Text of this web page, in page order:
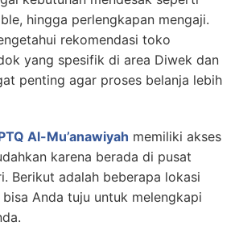
hingga perlengkapan mengaji.
rekomendasi toko
yang spesifik di area Diwek dan
penting agar proses belanja lebih
Al-Mu’anawiyah memiliki akses
karena berada di pusat
Berikut adalah beberapa lokasi
Anda tuju untuk melengkapi